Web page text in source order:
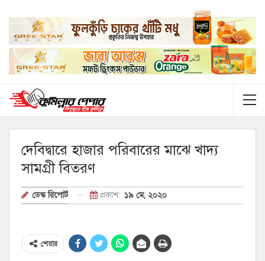
দেবিদ্বারে হাজার পরিবারের মাঝে খাদ্য
সামগ্রী বিতরণ
ডেস্ক রিপোর্ট প্রকাশ: ১৯ মে, ২০২০
শেয়ার